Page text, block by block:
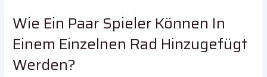
Wie Ein Paar Spieler Können In
Einem Einzelnen Rad Hinzugefügt
Werden?